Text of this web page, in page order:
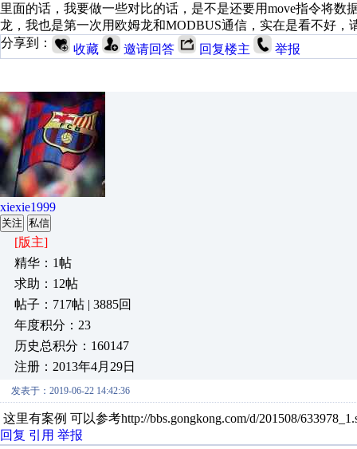
里面的话，我要做一些对比的话，是不是还要用move指令将
龙，我也是第一次用欧姆龙和MODBUS通信，实在是看不好，
分享到：
收藏 邀请回答 回复楼主 举报
xiexie1999
关注 私信
[版主]
精华：1帖
求助：12帖
帖子：717帖 | 3885回
年度积分：23
历史总积分：160147
注册：2013年4月29日
发表于：2019-06-22 14:42:36
这里有案例 可以参考http://bbs.gongkong.com/d/201508/
回复 引用 举报